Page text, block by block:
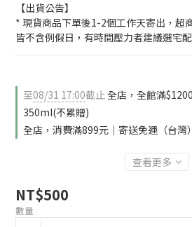
【出貨公告】
* 現貨商品下單後1-2個工作天寄出，超
皆不含例假日，有時間壓力者建議選宅
至08/31 17:00截止全店，全館滿
350ml(不累贈)
全店，消費滿899元｜寄送免運（台灣）
查看更多
NT$500
數量